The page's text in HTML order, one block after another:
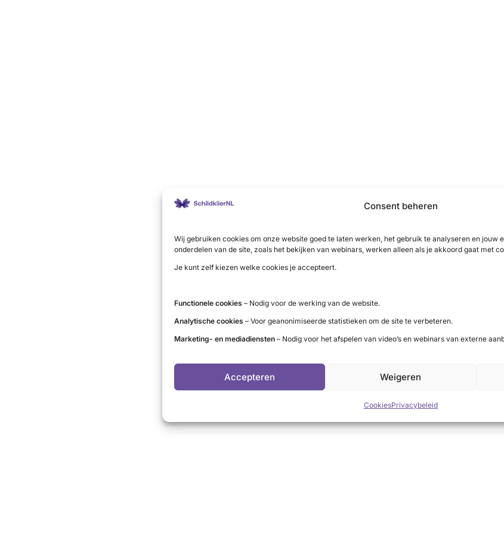
Consent beheren
Wij gebruiken cookies om onze website goed te laten werken, het gebruik te analyseren en jouw
onderdelen van de site, zoals het bekijken van webinars, werken alleen als je akkoord gaat met
Je kunt zelf kiezen welke cookies je accepteert.
Functionele cookies – Nodig voor de werking van de website.
Analytische cookies – Voor geanonimiseerde statistieken om de site te verbeteren.
Marketing- en mediadiensten – Nodig voor het afspelen van video’s en webinars van externe
Accepteren Weigeren
CookiesPrivacybeleid